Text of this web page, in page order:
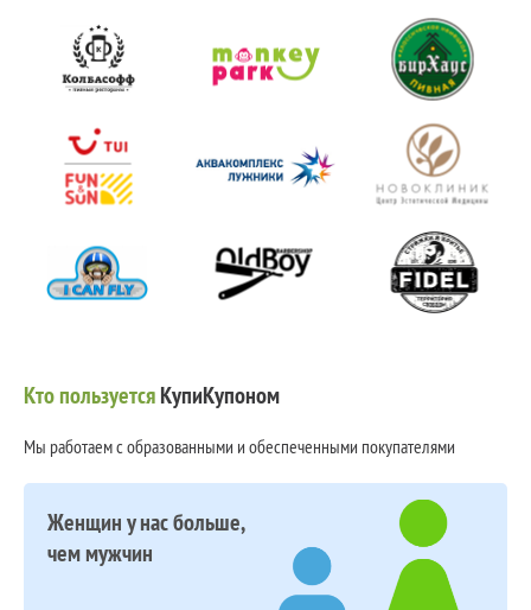
Кто пользуетсяКупиКупоном
Мы работаем с образованными и обеспеченными покупателями
Женщин у нас больше,
чем мужчин